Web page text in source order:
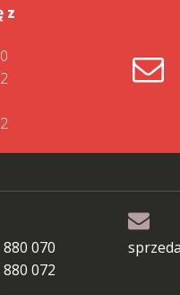
z
070
072